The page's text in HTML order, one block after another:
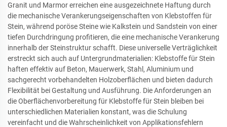
Granit und Marmor erreichen eine ausgezeichnete Haftung durch
die mechanische Verankerungseigenschaften von Klebstoffen für
Stein, während poröse Steine wie Kalkstein und Sandstein von einer
tiefen Durchdringung profitieren, die eine mechanische Verankerung
innerhalb der Steinstruktur schafft. Diese universelle Verträglichkeit
erstreckt sich auch auf Untergrundmaterialien: Klebstoffe für Stein
haften effektiv auf Beton, Mauerwerk, Stahl, Aluminium und
sachgerecht vorbehandelten Holzoberflächen und bieten dadurch
Flexibilität bei Gestaltung und Ausführung. Die Anforderungen an
die Oberflächenvorbereitung für Klebstoffe für Stein bleiben bei
unterschiedlichen Materialien konstant, was die Schulung
vereinfacht und die Wahrscheinlichkeit von Applikationsfehlern